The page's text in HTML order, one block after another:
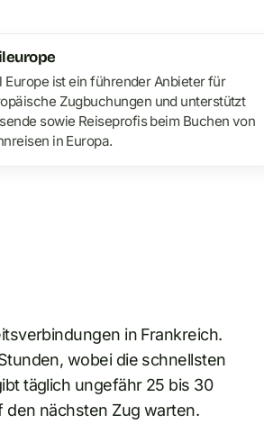
Europe ist ein führender Anbieter für
Zugbuchungen und unterstützt
sowie Reiseprofis beim Buchen von
in Europa.
in Frankreich.
wobei die schnellsten
täglich ungefähr 25 bis 30
den nächsten Zug warten.